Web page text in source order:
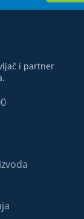
i partner